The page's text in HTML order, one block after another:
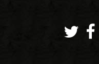
Twitter